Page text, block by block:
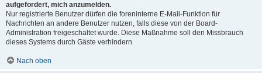
aufgefordert, mich anzumelden.
Nur registrierte Benutzer dürfen die foreninterne E-Mail-Funktion für
Nachrichten an andere Benutzer nutzen, falls diese von der Board-
Administration freigeschaltet wurde. Diese Maßnahme soll den Missbrauch
dieses Systems durch Gäste verhindern.
Nach oben